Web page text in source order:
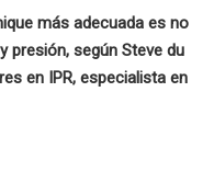
más adecuada es no
presión, según Steve du
en IPR, especialista en